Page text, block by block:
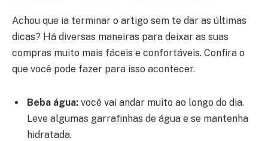
Achou que ia terminar o artigo sem te dar as últimas
dicas? Há diversas maneiras para deixar as suas
compras muito mais fáceis e confortáveis. Confira o
que você pode fazer para isso acontecer.
Beba água: você vai andar muito ao longo do dia.
Leve algumas garrafinhas de água e se mantenha
hidratada.